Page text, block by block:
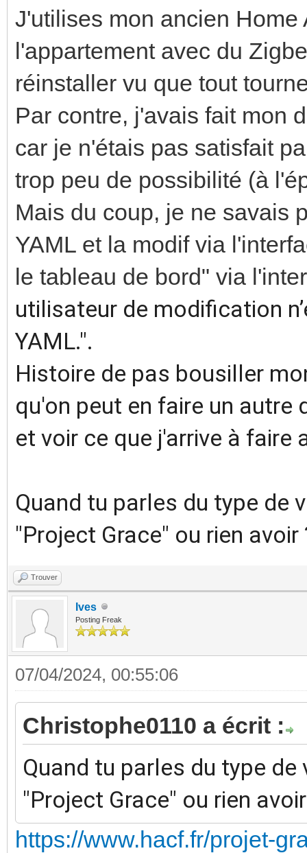
J'utilises mon ancien
l'appartement avec du
réinstaller vu que tout
Par contre, j'avais fait mon
car je n'étais pas satisfait
trop peu de possibilité (à
Mais du coup, je ne savais
YAML et la modif via
le tableau de bord" via
utilisateur de modification
YAML.".
Histoire de pas bousiller
qu'on peut en faire un autre
et voir ce que j'arrive à faire
Quand tu parles du type de
"Project Grace" ou rien avoir
Trouver
Ives
Posting Freak
07/04/2024, 00:55:06
Christophe0110 a écrit :
Quand tu parles du type
"Project Grace" ou rien
https://www.hacf.fr/projet-